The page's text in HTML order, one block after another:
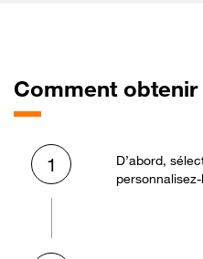
Comment obtenir
1
D’abord,
personnalisez-